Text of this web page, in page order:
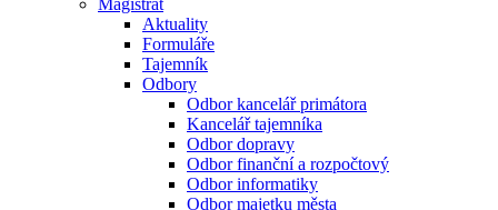
Magistrát
Aktuality
Formuláře
Tajemník
Odbory
Odbor kancelář primátora
Kancelář tajemníka
Odbor dopravy
Odbor finanční a rozpočtový
Odbor informatiky
Odbor majetku města